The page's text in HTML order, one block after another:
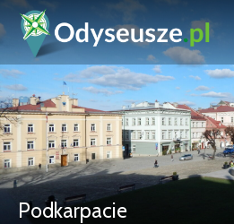
Podkarpacie